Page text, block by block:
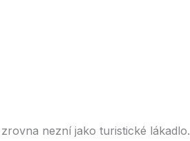
nezní jako turistické lákadlo.